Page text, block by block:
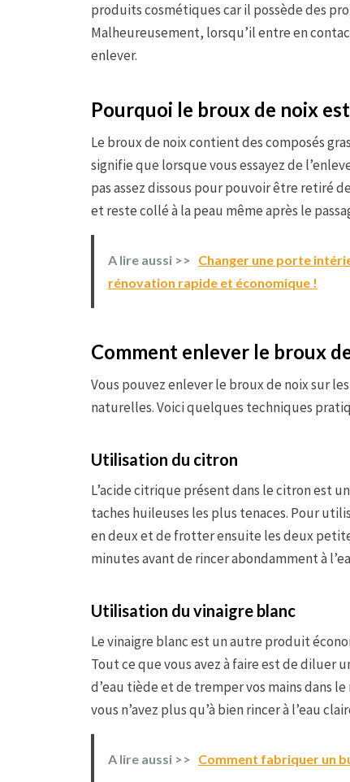
produits cosmétiques car il possède des
Malheureusement, lorsqu’il entre en
enlever.
Pourquoi le broux de noix
Le broux de noix contient des composés
signifie que lorsque vous essayez de
pas assez dissous pour pouvoir être retiré
et reste collé à la peau même après le
A lire aussi >> Changer une porte
rénovation rapide et économique !
Comment enlever le broux
Vous pouvez enlever le broux de noix sur
naturelles. Voici quelques techniques
Utilisation du citron
L’acide citrique présent dans le citron est
taches huileuses les plus tenaces. Pour
en deux et de frotter ensuite les deux
minutes avant de rincer abondamment à
Utilisation du vinaigre blanc
Le vinaigre blanc est un autre produit
Tout ce que vous avez à faire est de diluer
d’eau tiède et de tremper vos mains dans
vous n’avez plus qu’à bien rincer à l’eau
A lire aussi >> Comment fabriquer un